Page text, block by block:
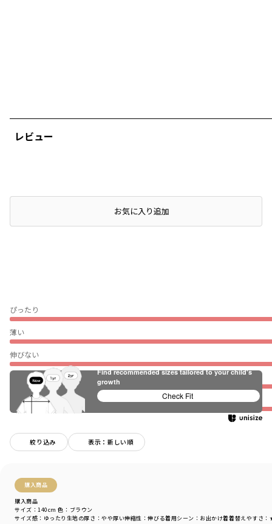
レビュー
ぴったり
薄い
伸びない
普段着（通園・通学）
絞り込み 表示：新しい順
購入商品
購入商品
サイズ感 ：ゆったり 生地の厚さ ：やや厚い伸縮性 ：伸びる着用シーン ：お出かけ着着替えやすさ
サイズ：140cm 色：ブラウン
店頭在庫を確認するお気に入り追加
Find recommended sizes tailored to your child's
growth
Check Fit